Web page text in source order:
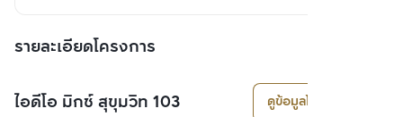
รายละเอียดโครงการ
ไอดีโอ มิกซ์ สุขุมวิท 103 ดูข้อมูลโครงการ